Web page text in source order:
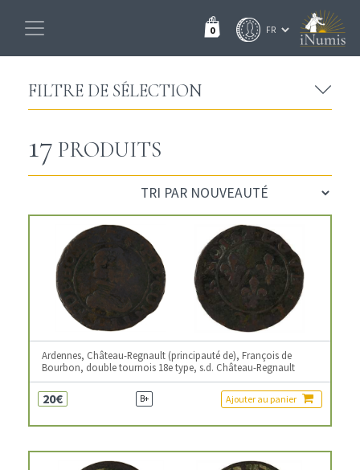
0
FILTRE DE SÉLECTION
17 PRODUITS
Ardennes, Château-Regnault (principauté de), François de
Bourbon, double tournois 18e type, s.d. Château-Regnault
20€ B+ Ajouter au panier